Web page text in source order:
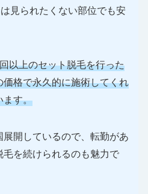
見られたくない部位でも安
以上のセット脱毛を行った
格で永久的に施術してくれ
ます。
開しているので、転勤があ
を続けられるのも魅力で